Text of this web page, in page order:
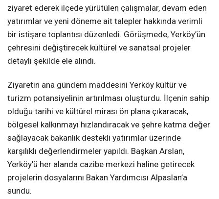
ziyaret ederek ilçede yürütülen çalışmalar, devam eden
yatırımlar ve yeni döneme ait talepler hakkında verimli
bir istişare toplantısı düzenledi. Görüşmede, Yerköy’ün
çehresini değiştirecek kültürel ve sanatsal projeler
detaylı şekilde ele alındı.
Ziyaretin ana gündem maddesini Yerköy kültür ve
turizm potansiyelinin artırılması oluşturdu. İlçenin sahip
olduğu tarihi ve kültürel mirası ön plana çıkaracak,
bölgesel kalkınmayı hızlandıracak ve şehre katma değer
sağlayacak bakanlık destekli yatırımlar üzerinde
karşılıklı değerlendirmeler yapıldı. Başkan Arslan,
Yerköy’ü her alanda cazibe merkezi haline getirecek
projelerin dosyalarını Bakan Yardımcısı Alpaslan’a
sundu.